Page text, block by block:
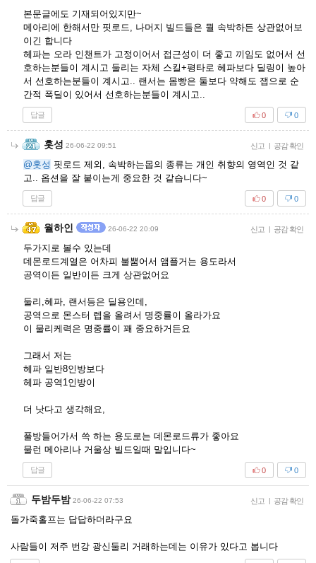
본문글에도 기재되어있지만~
메아리에 한해서만 핏로드, 나머지 빌드들은 뭘 속박하든 상관없어보
이긴 합니다
헤파는 오라 인챈트가 고정이어서 접근성이 더 좋고 끼임도 없어서 선
호하는분들이 계시고 둘리는 자체 스킬+평타로 헤파보다 딜링이 높아
서 선호하는분들이 계시고.. 랜서는 몸빵은 둘보다 약해도 잽으로 순
간적 폭딜이 있어서 선호하는분들이 계시고..
답글 0
0
홋성 26-06-22 09:51 신고 | 공감 확인
@홋성 핏로드 제외, 속박하는몹의 종류는 개인 취향의 영역인 것 같
고.. 옵션을 잘 붙이는게 중요한 것 같습니다~
답글 0
0
월하인 26-06-22 20:09 신고 | 공감 확인
두가지로 볼수 있는데
데몬로드계열은 어차피 불뿜어서 앰플거는 용도라서
공역이든 일반이든 크게 상관없어요
둘리,헤파, 랜서등은 딜용인데,
공역으로 몬스터 렙을 올려서 명중률이 올라가요
이 물리케력은 명중률이 꽤 중요하거든요
그래서 저는
헤파 일반8인방보다
헤파 공역1인방이
더 낫다고 생각해요,
풀방들어가서 쓱 하는 용도로는 데몬로드류가 좋아요
물런 메아리나 거울상 빌드일때 말입니다~
답글 0
0
두밤두밤 26-06-22 07:53 신고 | 공감 확인
돌가죽홀프는 답답하더라구요
사람들이 저주 번강 광신둘리 거래하는데는 이유가 있다고 봅니다